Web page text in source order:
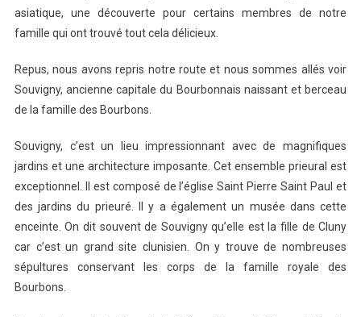
asiatique, une découverte pour certains membres de notre
famille qui ont trouvé tout cela délicieux.
Repus, nous avons repris notre route et nous sommes allés voir
Souvigny, ancienne capitale du Bourbonnais naissant et berceau
de la famille des Bourbons.
Souvigny, c’est un lieu impressionnant avec de magnifiques
jardins et une architecture imposante. Cet ensemble prieural est
exceptionnel. Il est composé de l’église Saint Pierre Saint Paul et
des jardins du prieuré. Il y a également un musée dans cette
enceinte. On dit souvent de Souvigny qu’elle est la fille de Cluny
car c’est un grand site clunisien. On y trouve de nombreuses
sépultures conservant les corps de la famille royale des
Bourbons.